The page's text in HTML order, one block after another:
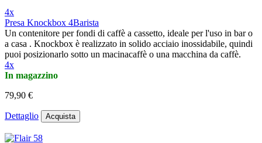
4x
Presa Knockbox 4Barista
Un contenitore per fondi di caffè a cassetto, ideale per l'uso in bar o
a casa . Knockbox è realizzato in solido acciaio inossidabile, quindi
puoi posizionarlo sotto un macinacaffè o una macchina da caffè.
4x
In magazzino
79,90 €
Dettaglio Acquista